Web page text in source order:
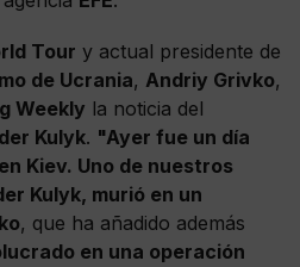
Tour y actual presidente de
de Ucrania, Andriy Grivko,
Weekly la noticia del
Kulyk. "Ayer fue un día
Kiev. Uno de nuestros
Kulyk, murió en un
, que ha añadido además
en una operación